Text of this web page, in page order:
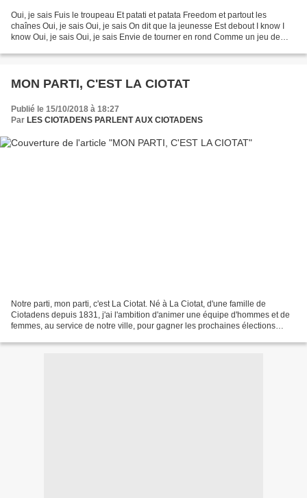
Oui, je sais Fuis le troupeau Et patati et patata Freedom et partout les
chaînes Oui, je sais Oui, je sais On dit que la jeunesse Est debout I know I
know Oui, je sais Oui, je sais Envie de tourner en rond Comme un jeu de
MON PARTI, C'EST LA CIOTAT
Publié le 15/10/2018 à 18:27
Par LES CIOTADENS PARLENT AUX CIOTADENS
Notre parti, mon parti, c'est La Ciotat. Né à La Ciotat, d'une famille de
Ciotadens depuis 1831, j'ai l'ambition d'animer une équipe d'hommes et de
femmes, au service de notre ville, pour gagner les prochaines élections